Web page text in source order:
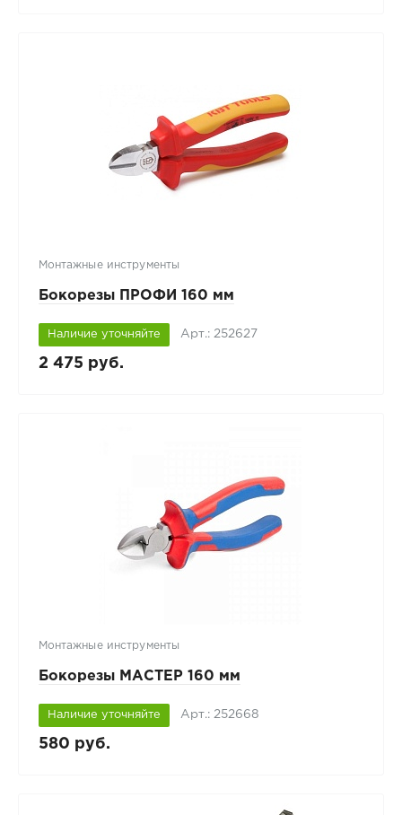
Монтажные инструменты
Бокорезы ПРОФИ 160 мм
Наличие уточняйте Арт.: 252627
2 475 руб.
Монтажные инструменты
Бокорезы МАСТЕР 160 мм
Наличие уточняйте Арт.: 252668
580 руб.